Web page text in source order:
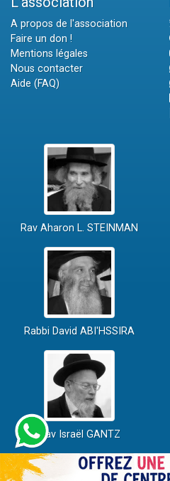
A propos de l'association
Faire un don !
Mentions légales
Nous contacter
Aide (FAQ)
Rav Aharon L. STEINMAN
Rabbi David ABI'HSSIRA
Rav Israël GANTZ